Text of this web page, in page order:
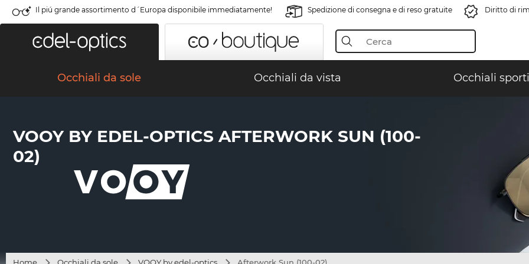
Il piú grande assortimento d´Europa disponibile immediatamente! Spedizione di consegna e di reso gratuite Diritto di
Occhiali da sole Occhiali da vista Occhiali
VOOY BY EDEL-OPTICS AFTERWORK SUN (100-
02)